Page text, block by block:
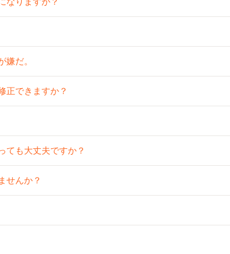
嫌だ。
正できますか？
ても大丈夫ですか？
せんか？